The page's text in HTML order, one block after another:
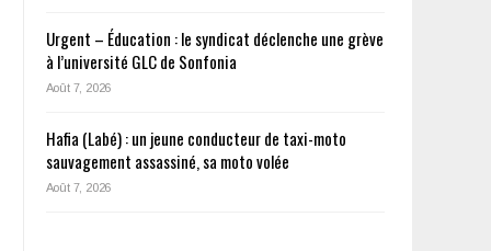
Urgent – Éducation : le syndicat déclenche une grève
à l’université GLC de Sonfonia
Août 7, 2026
Hafia (Labé) : un jeune conducteur de taxi-moto
sauvagement assassiné, sa moto volée
Août 7, 2026